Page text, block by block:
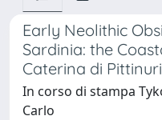
Early Neolithic
Sardinia: the
Caterina di
In corso di stampa
Carlo